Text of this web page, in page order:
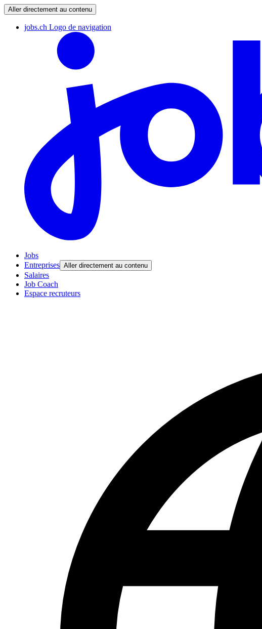
Aller directement au contenu
jobs.ch Logo de navigation
Jobs
Entreprises Aller directement au contenu
Salaires
Job Coach
Espace recruteurs